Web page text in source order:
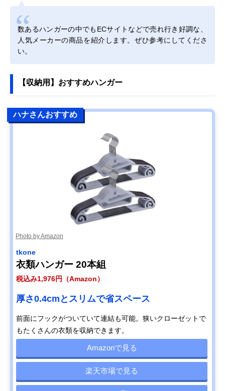
数あるハンガーの中でもECサイトなどで売れ行き好調な、
人気メーカーの商品を紹介します。ぜひ参考にしてくださ
い。
【収納用】おすすめハンガー
ハナさんおすすめ
Photo by Amazon
tkone
衣類ハンガー 20本組
税込み1,976円（Amazon）
厚さ0.4cmとスリムで省スペース
前面にフックがついていて連結も可能。狭いクローゼットで
もたくさんの衣類を収納できます。
Amazonで見る
楽天市場で見る